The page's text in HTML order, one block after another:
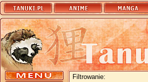
Filtrowanie: